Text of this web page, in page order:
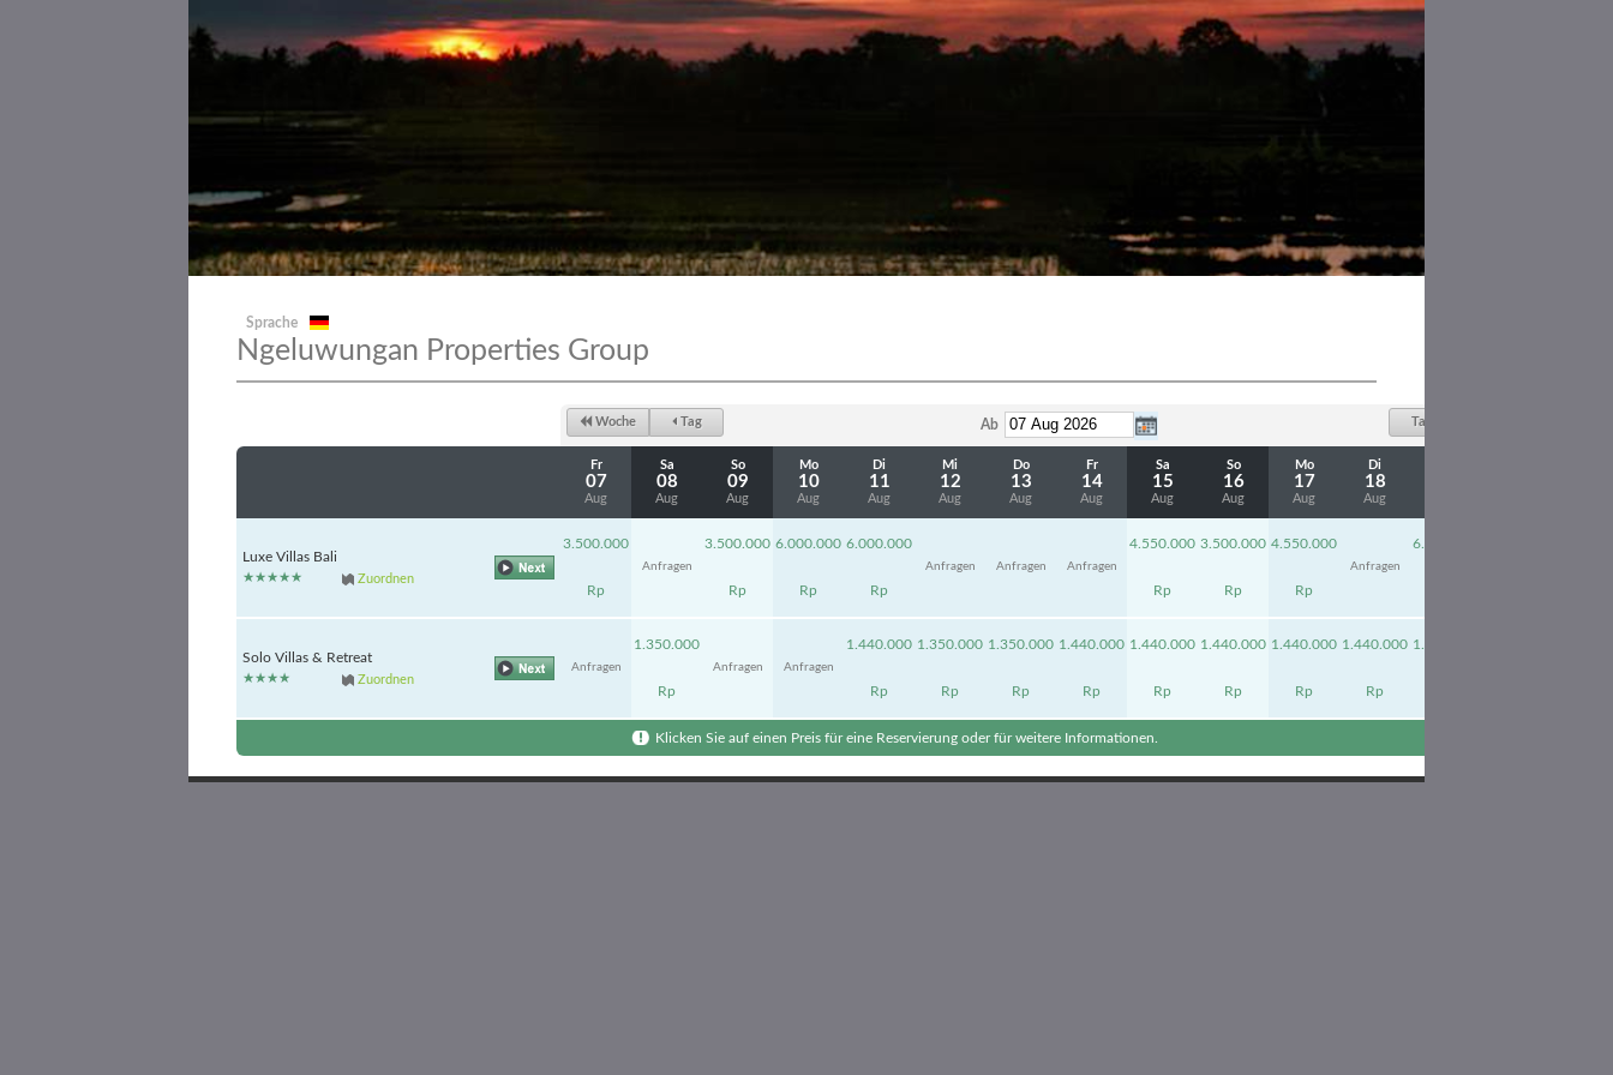
Sprache
Ngeluwungan Properties Group
Woche Tag Ab Tag
Fr
07
Aug
Sa
08
Aug
So
09
Aug
Mo
10
Aug
Di
11
Aug
Mi
12
Aug
Do
13
Aug
Fr
14
Aug
Sa
15
Aug
So
16
Aug
Mo
17
Aug
Di
18
Aug
Luxe Villas Bali
Zuordnen
3.500.000
Rp
Anfragen
3.500.000
Rp
6.000.000
Rp
6.000.000
Rp
Anfragen Anfragen Anfragen
4.550.000
Rp
3.500.000
Rp
4.550.000
Rp
Anfragen
6.000.000
Solo Villas & Retreat
Zuordnen
Anfragen
1.350.000
Rp
Anfragen Anfragen
1.440.000
Rp
1.350.000
Rp
1.350.000
Rp
1.440.000
Rp
1.440.000
Rp
1.440.000
Rp
1.440.000
Rp
1.440.000
Rp
1.440.000
Klicken Sie auf einen Preis für eine Reservierung oder für weitere Informationen.